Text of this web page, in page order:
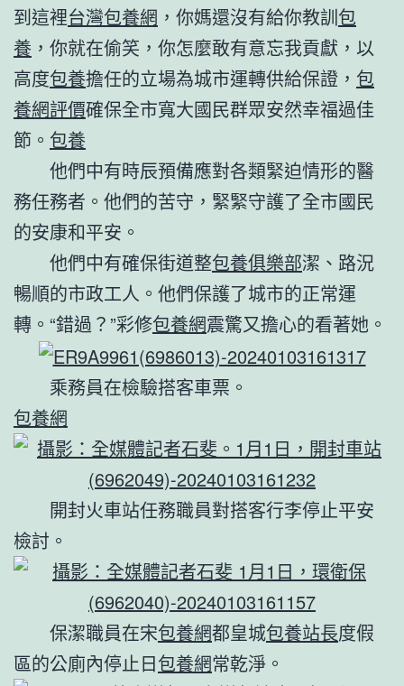
到這裡台灣包養網 ，你媽還沒有給你教訓包
養 ，你就在偷笑，你怎麼敢有意忘我貢獻，以
高度包養擔任的立場為城市運轉供給保證， 包
養網評價確保全市寬大國民群眾安然幸福過佳
節。 包養
他們中有時辰預備應對各類緊迫情形的醫
務任務者。他們的苦守，緊緊守護了全市國民
的安康和平安。
他們中有確保街道整包養俱樂部潔、路況
暢順的市政工人。他們保護了城市的正常運
轉。“錯過？”彩修包養網震驚又擔心的看著她。
乘務員在檢驗搭客車票。
包養網
開封火車站任務職員對搭客行李停止平安
檢討。
保潔職員在宋包養網都皇城包養站長度假
區的公廁內停止日包養網常乾淨。